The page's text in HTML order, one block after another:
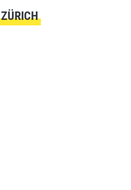
ZÜRICH